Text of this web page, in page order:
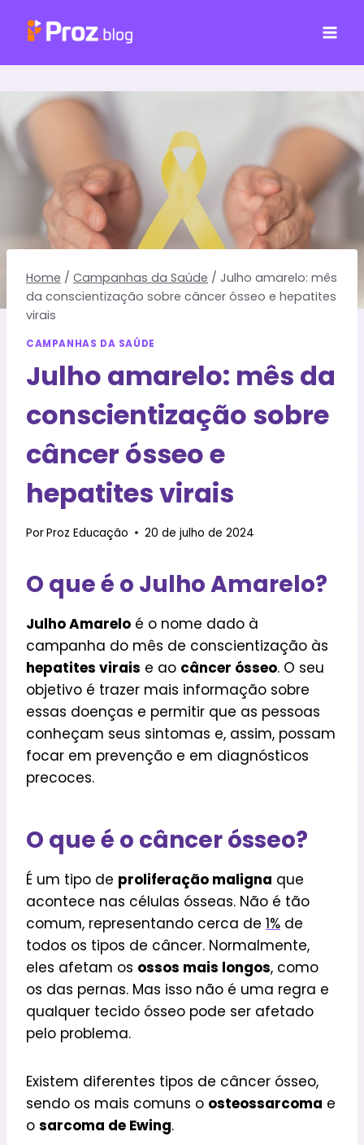
para
Home / Campanhas da Saúde / Julho amarelo: mês
da conscientização sobre câncer ósseo e hepatites
virais
CAMPANHAS DA SAÚDE
Julho amarelo: mês da
conscientização sobre
câncer ósseo e
hepatites virais
PorProz Educação 20 de julho de 2024
O que é o Julho Amarelo?
Julho Amarelo é o nome dado à
campanha do mês de conscientização às
hepatites virais e ao câncer ósseo. O seu
objetivo é trazer mais informação sobre
essas doenças e permitir que as pessoas
conheçam seus sintomas e, assim, possam
focar em prevenção e em diagnósticos
precoces.
O que é o câncer ósseo?
É um tipo de proliferação maligna que
acontece nas células ósseas. Não é tão
comum, representando cerca de 1% de
todos os tipos de câncer. Normalmente,
eles afetam os ossos mais longos, como
os das pernas. Mas isso não é uma regra e
qualquer tecido ósseo pode ser afetado
pelo problema.
Existem diferentes tipos de câncer ósseo,
sendo os mais comuns o osteossarcoma e
o sarcoma de Ewing.